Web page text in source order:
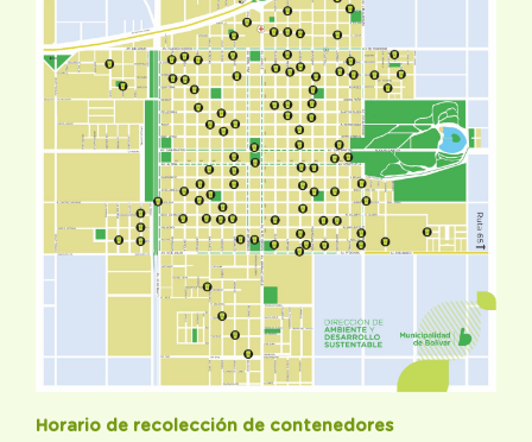
Horario de recolección de contenedores